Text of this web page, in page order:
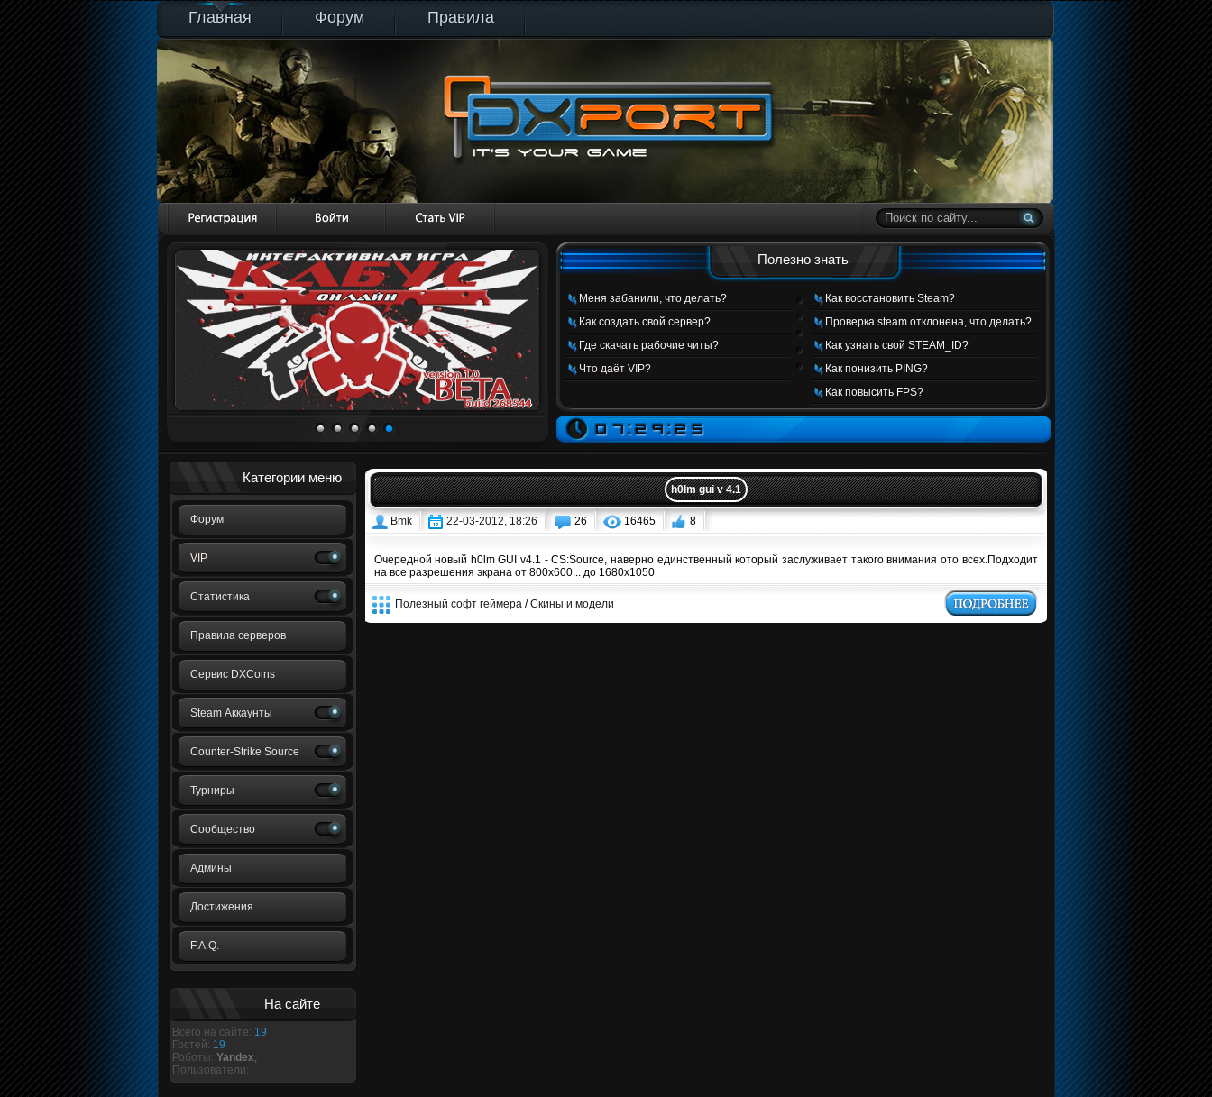
Главная Форум Правила
Полезно знать
Меня забанили, что делать?
Как создать свой сервер?
Где скачать рабочие читы?
Что даёт VIP?
Как восстановить Steam?
Проверка steam отклонена, что делать?
Как узнать свой STEAM_ID?
Как понизить PING?
Как повысить FPS?
Категории меню
Форум
VIP
Статистика
Правила серверов
Сервис DXCoins
Steam Аккаунты
Counter-Strike Source
Турниры
Сообщество
Админы
Достижения
F.A.Q.
На сайте
Всего на сайте: 19
Гостей: 19
Роботы: Yandex,
Пользователи:
h0lm gui v 4.1
Bmk 22-03-2012, 18:26 26 16465 8
Очередной новый h0lm GUI v4.1 - CS:Source, наверно единственный который заслуживает такого внимания ото всех.Подходит
на все разрешения экрана от 800х600... до 1680х1050
Полезный софт геймера/Скины и модели